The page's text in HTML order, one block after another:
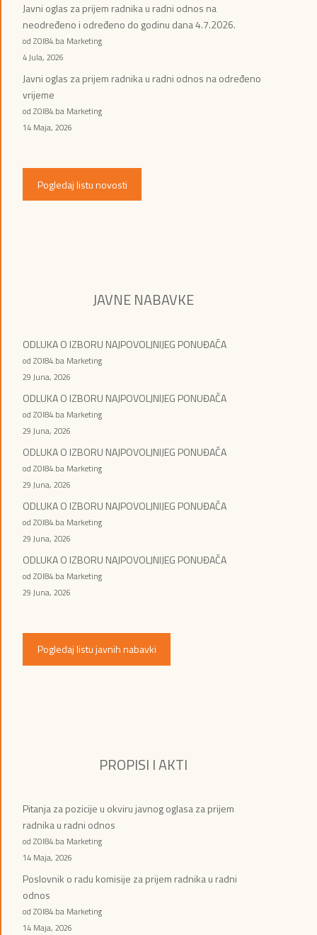
Javni oglas za prijem radnika u radni odnos na
neodređeno i određeno do godinu dana 4.7.2026.
od ZOI84.ba Marketing
4 Jula, 2026
Javni oglas za prijem radnika u radni odnos na određeno
vrijeme
od ZOI84.ba Marketing
14 Maja, 2026
Pogledaj listu novosti
JAVNE NABAVKE
ODLUKA O IZBORU NAJPOVOLJNIJEG PONUĐAČA
od ZOI84.ba Marketing
29 Juna, 2026
ODLUKA O IZBORU NAJPOVOLJNIJEG PONUĐAČA
od ZOI84.ba Marketing
29 Juna, 2026
ODLUKA O IZBORU NAJPOVOLJNIJEG PONUĐAČA
od ZOI84.ba Marketing
29 Juna, 2026
ODLUKA O IZBORU NAJPOVOLJNIJEG PONUĐAČA
od ZOI84.ba Marketing
29 Juna, 2026
ODLUKA O IZBORU NAJPOVOLJNIJEG PONUĐAČA
od ZOI84.ba Marketing
29 Juna, 2026
Pogledaj listu javnih nabavki
PROPISI I AKTI
Pitanja za pozicije u okviru javnog oglasa za prijem
radnika u radni odnos
od ZOI84.ba Marketing
14 Maja, 2026
Poslovnik o radu komisije za prijem radnika u radni
odnos
od ZOI84.ba Marketing
14 Maja, 2026